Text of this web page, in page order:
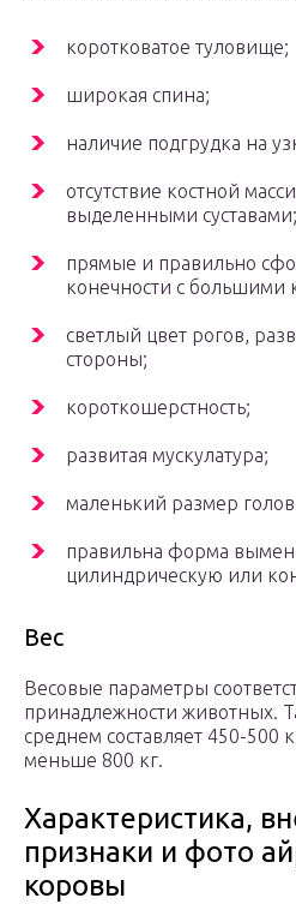
коротковатое туловище;
широкая спина;
наличие подгрудка на
отсутствие костной
выделенными суставами;
прямые и правильно
конечности с большими
светлый цвет рогов,
стороны;
короткошерстность;
развитая мускулатура;
маленький размер
правильна форма
цилиндрическую или
Вес
Весовые параметры
принадлежности животных.
среднем составляет 450-500
меньше 800 кг.
Характеристика,
признаки и фото
коровы